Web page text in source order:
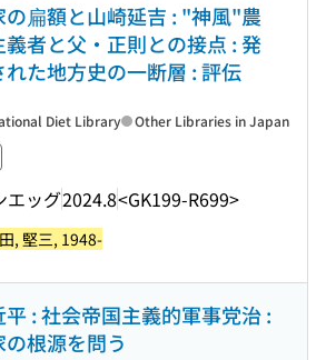
の扁額と山崎延吉 : "神風"農
義者と父・正則との接点 : 発
れた地方史の一断層 : 評伝
エッグ2024.8<GK199-R699>
Diet Library Other Libraries in Japan
, 堅三, 1948-
平 : 社会帝国主義的軍事党治 :
の根源を問う